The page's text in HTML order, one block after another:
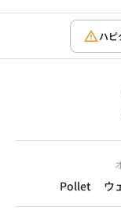
ハピ
Pollet ウ